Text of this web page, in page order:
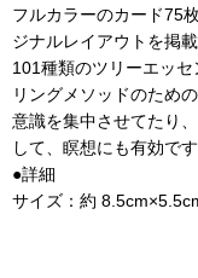
フルカラーのカード75
ジナルレイアウトを掲載
101種類のツリーエッ
リングメソッドのため
意識を集中させてたり
して、瞑想にも有効です
●詳細
サイズ：約